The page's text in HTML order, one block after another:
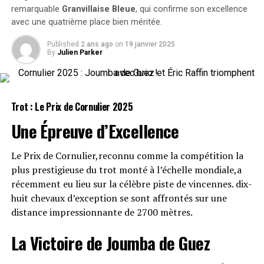
Avantages de ValuuCompass pour les entreprises
· Premier standard universel et objectif pour mesurer
l’impact réel sur les personnes et la planète
· Fournit des recommandations concrètes pour
· Améliore la performance dans le cadre de reporting de
· Transforme des données complexes en insights
stratégiques clairs
Avantages de ValuuCompass pour les investisseurs :
· Permet des décisions réellement éclairées sur les
risques et opportunités de durabilité
l’évaluation de portefeuille
· S’aligne parfaitement avec l’approche axée sur les
piste, il a toutes les chances de briller s’il reproduit
cette performance.
Réunion Sportive 3 – Vincennes
(Trot ; Début à 13h50)
Jack is Haufor (307)
Il avait suscité beaucoup d’attentes lors de sa dernière
course mais a rencontré quelques arduousés. Il mérite
une nouvelle chance avec confiance.
Kambria Josselyn (709)
après un départ difficile lors de son dernier essai,elle se
présente ici avec une belle opportunité pour renouer
remarquable Granvillaise Bleue, qui confirme son excellence
avec une quatrième place bien méritée.
Published 2 ans ago on 19 janvier 2025
By Julien Parker
Trot : Le Prix de Cornulier 2025
Une Épreuve d’Excellence
Le Prix de Cornulier,reconnu comme la compétition la
plus prestigieuse du trot monté à l’échelle mondiale,a
récemment eu lieu sur la célèbre piste de vincennes. dix-
huit chevaux d’exception se sont affrontés sur une
distance impressionnante de 2700 mètres.
La Victoire de Joumba de Guez